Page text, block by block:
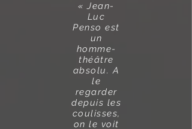
«Jean-
Luc
Penso est
un
homme-
théâtre
absolu. A
le
regarder
depuis les
coulisses,
on le voit